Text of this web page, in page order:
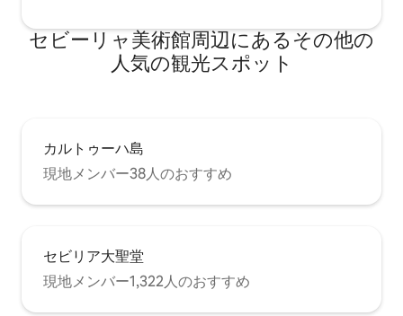
泊することができます。宿泊施設は、登
録された人数に合わせて準備されます。
ソファベッドを使用する必要がある場合
は、事前にご連絡いただく必要があり、
ある地下駐車場に 1 日 25 ユーロで駐車す
ることができます。
特別ブースを使
（予約には含ま
セビーリャ美術館⁠周⁠辺⁠に⁠あ⁠るそ⁠の⁠他⁠の
人⁠気⁠の観⁠光⁠ス⁠ポ⁠ッ⁠ト
カルトゥーハ島
現地メンバー38人のおすすめ
セビリア大聖堂
現地メンバー1,322人のおすすめ